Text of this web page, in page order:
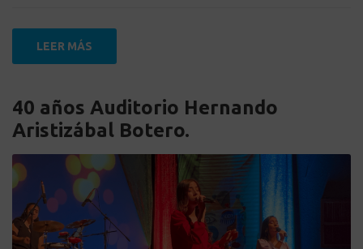
LEER MÁS
40 años Auditorio Hernando
Aristizábal Botero.